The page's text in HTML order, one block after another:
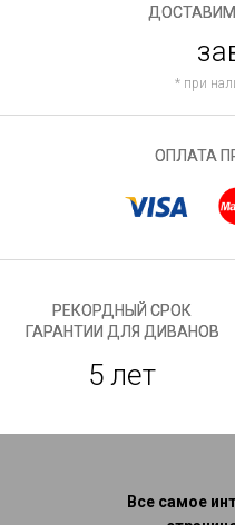
* при
ОПЛАТА
РЕКОРДНЫЙ СРОК
ГАРАНТИИ ДЛЯ ДИВАНОВ
5 лет
Все самое